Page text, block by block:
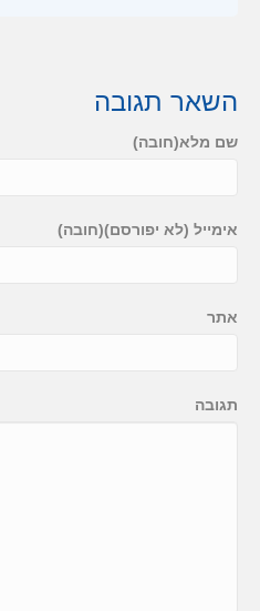
השאר תגובה
שם מלא(חובה)
אימייל (לא יפורסם)(חובה)
אתר
תגובה